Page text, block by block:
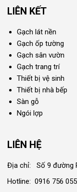
LIÊN KẾT
Gạch lát nền
Gạch ốp tường
Gạch sân vườn
Gạch trang trí
Thiết bị vệ sinh
Thiết bị nhà bếp
Sàn gỗ
Ngói lợp
LIÊN HỆ
Địa chỉ: Số 9 đường
Hotline: 0916 756 055